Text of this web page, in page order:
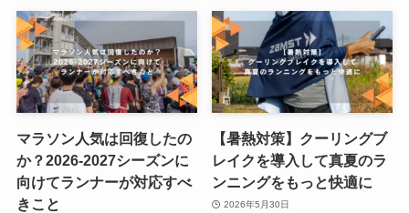
マラソン人気は回復したの
か？2026-2027シーズンに
向けてランナーが対応すべ
きこと
【暑熱対策】クーリングブ
レイクを導入して真夏のラ
ンニングをもっと快適に
2026年5月30日